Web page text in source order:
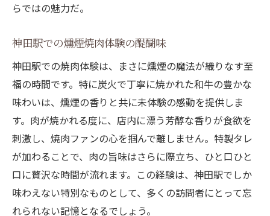
らではの魅力だ。
神田駅での燻煙焼肉体験の醍醐味
神田駅での焼肉体験は、まさに燻煙の魔法が織りなす至
福の時間です。特に炭火で丁寧に焼かれた和牛の豊かな
味わいは、燻煙の香りと共に未体験の感動を提供しま
す。肉が焼かれる度に、店内に漂う芳醇な香りが食欲を
刺激し、焼肉ファンの心を掴んで離しません。特製タレ
が加わることで、肉の旨味はさらに際立ち、ひと口ひと
口に贅沢な時間が流れます。この経験は、神田駅でしか
味わえない特別なものとして、多くの訪問者にとって忘
れられない記憶となるでしょう。